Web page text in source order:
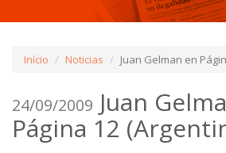
Início Noticias Juan Gelman en
24/09/2009 Juan
Página 12